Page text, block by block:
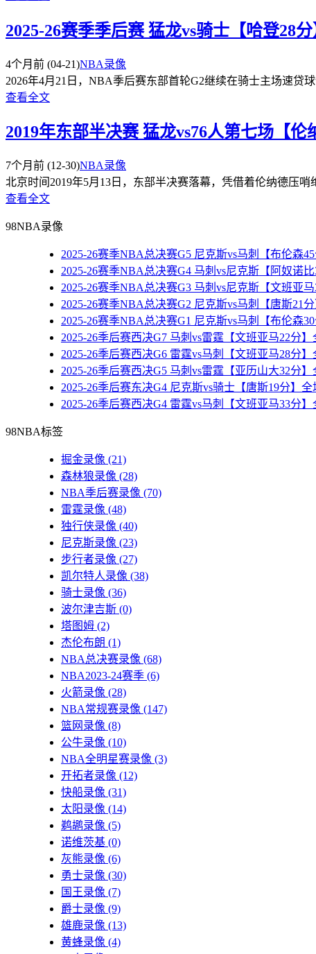
2025-26赛季季后赛 猛龙vs骑士【哈登28
4个月前 (04-21)NBA录像
2026年4月21日，NBA季后赛东部首轮G2继续在骑士主场速贷
查看全文
2019年东部半决赛 猛龙vs76人第七场【
7个月前 (12-30)NBA录像
北京时间2019年5月13日，东部半决赛落幕，凭借着伦纳德压
查看全文
98NBA录像
2025-26赛季NBA总决赛G5 尼克斯vs马刺【布伦森
2025-26赛季NBA总决赛G4 马刺vs尼克斯【阿奴诺
2025-26赛季NBA总决赛G3 马刺vs尼克斯【文班亚
2025-26赛季NBA总决赛G2 尼克斯vs马刺【唐斯21
2025-26赛季NBA总决赛G1 尼克斯vs马刺【布伦森
2025-26季后赛西决G7 马刺vs雷霆【文班亚马22分
2025-26季后赛西决G6 雷霆vs马刺【文班亚马28分
2025-26季后赛西决G5 马刺vs雷霆【亚历山大32分
2025-26季后赛东决G4 尼克斯vs骑士【唐斯19分】
2025-26季后赛西决G4 雷霆vs马刺【文班亚马33分
98NBA标签
掘金录像 (21)
森林狼录像 (28)
NBA季后赛录像 (70)
雷霆录像 (48)
独行侠录像 (40)
尼克斯录像 (23)
步行者录像 (27)
凯尔特人录像 (38)
骑士录像 (36)
波尔津吉斯 (0)
塔图姆 (2)
杰伦布朗 (1)
NBA总决赛录像 (68)
NBA2023-24赛季 (6)
火箭录像 (28)
NBA常规赛录像 (147)
篮网录像 (8)
公牛录像 (10)
NBA全明星赛录像 (3)
开拓者录像 (12)
快船录像 (31)
太阳录像 (14)
鹈鹕录像 (5)
诺维茨基 (0)
灰熊录像 (6)
勇士录像 (30)
国王录像 (7)
爵士录像 (9)
雄鹿录像 (13)
黄蜂录像 (4)